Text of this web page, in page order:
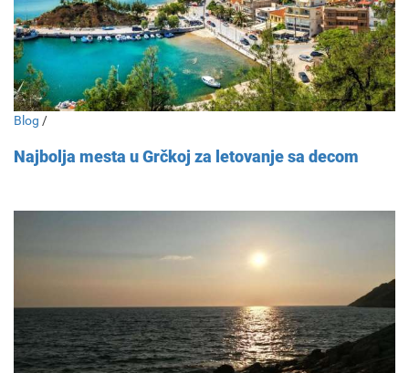
Blog /
Najbolja mesta u Grčkoj za letovanje sa decom